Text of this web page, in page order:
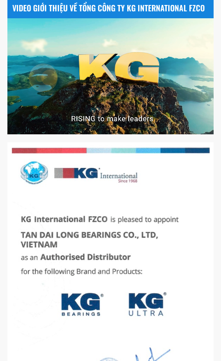
VIDEO GIỚI THIỆU VỀ TỔNG CÔNG TY KG INTERNATIONAL FZCO